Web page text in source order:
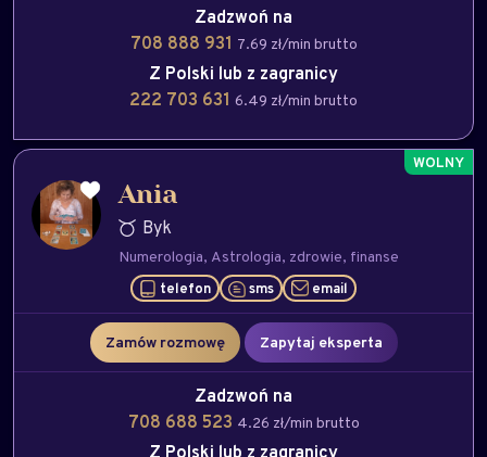
Zadzwoń na
708 888 931 7.69 zł/min brutto
Z Polski lub z zagranicy
222 703 631 6.49 zł/min brutto
Ania
Byk
Numerologia Astrologia zdrowie finanse
telefon sms email
Zamów rozmowę Zapytaj eksperta
Zadzwoń na
708 688 523 4.26 zł/min brutto
Z Polski lub z zagranicy